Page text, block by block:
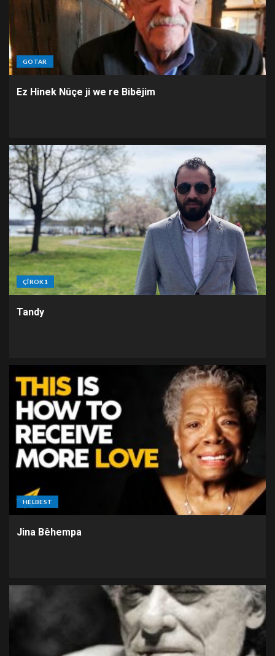
GOTAR
Ez Hinek Nûçe ji we re Bibêjim
ÇÎROK1
Tandy
HELBEST
Jina Bêhempa